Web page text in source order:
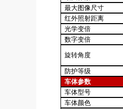
最大图像尺寸
红外照射距离
光学变倍
数字变倍
旋转角度
防护等级
车体参数
车体型号
车体颜色